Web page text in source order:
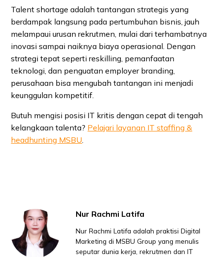
Talent shortage adalah tantangan strategis yang
berdampak langsung pada pertumbuhan bisnis, jauh
melampaui urusan rekrutmen, mulai dari terhambatnya
inovasi sampai naiknya biaya operasional. Dengan
strategi tepat seperti reskilling, pemanfaatan
teknologi, dan penguatan employer branding,
perusahaan bisa mengubah tantangan ini menjadi
keunggulan kompetitif.
Butuh mengisi posisi IT kritis dengan cepat di tengah
kelangkaan talenta? Pelajari layanan IT staffing &
headhunting MSBU
Nur Rachmi Latifa
Nur Rachmi Latifa adalah praktisi Digital
Marketing di MSBU Group yang menulis
seputar dunia kerja, rekrutmen dan IT